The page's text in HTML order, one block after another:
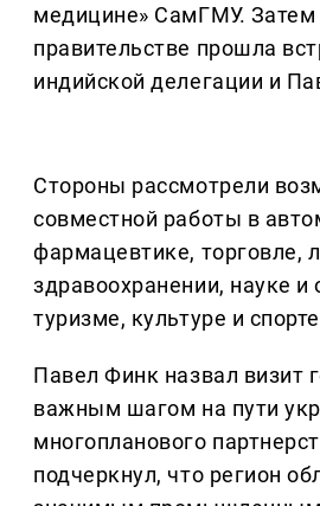
медицине» СамГМУ. Затем
правительстве прошла
индийской делегации и
Стороны рассмотрели
совместной работы в
фармацевтике, торговле,
здравоохранении, науке и
туризме, культуре и
Павел Финк назвал визит
важным шагом на пути
многопланового
подчеркнул, что регион